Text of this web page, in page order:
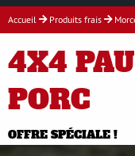
Jambon
Charcuterie
Produits frais
Accueil Produits frais
4X4
PORC
OFFRE SPÉCIALE !